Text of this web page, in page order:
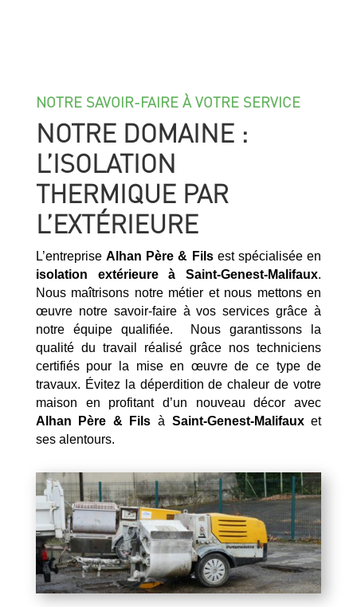
NOTRE SAVOIR-FAIRE À VOTRE SERVICE
NOTRE DOMAINE :
L’ISOLATION
THERMIQUE PAR
L’EXTÉRIEURE
L’entreprise Alhan Père & Filsest spécialisée en
isolation extérieure à
Saint-Genest-Malifaux.
Nous maîtrisons notre métier et nous mettons en
œuvre notre savoir-faire à vos services grâce à
notre équipe qualifiée. Nous garantissons la
qualité du travail réalisé grâce nos techniciens
certifiés pour la mise en œuvre de ce type de
travaux. Évitez la déperdition de chaleur de votre
maison en profitant d’un nouveau décor avec
Alhan Père & Fils à Saint-Genest-Malifauxet
ses alentours.